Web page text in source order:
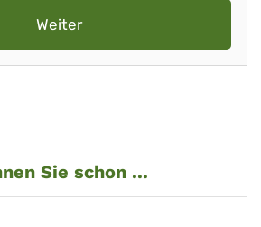
Weiter
Sie schon ...